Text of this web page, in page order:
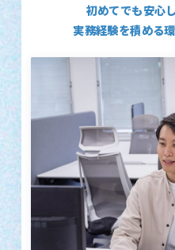
初めてでも安心
実務経験を積める